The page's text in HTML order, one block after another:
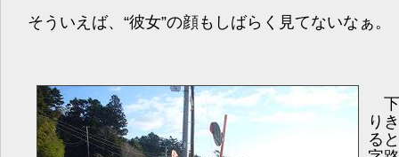
そういえば、“彼女”の顔もしばらく見てないなぁ。
下
りき
る